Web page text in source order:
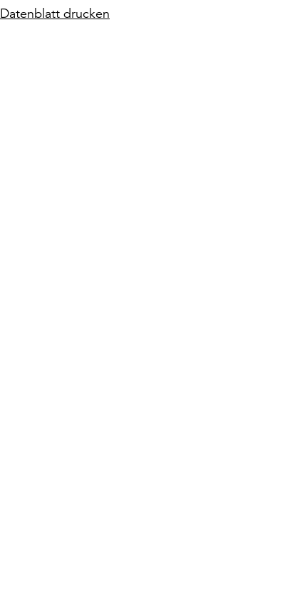
Datenblatt drucken